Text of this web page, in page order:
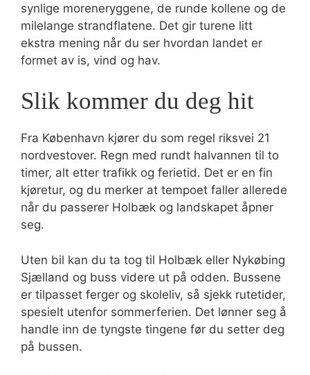
synlige moreneryggene, de runde kollene og de
milelange strandflatene. Det gir turene litt
ekstra mening når du ser hvordan landet er
formet av is, vind og hav.
Slik kommer du deg hit
Fra København kjører du som regel riksvei 21
nordvestover. Regn med rundt halvannen til to
timer, alt etter trafikk og ferietid. Det er en fin
kjøretur, og du merker at tempoet faller allerede
når du passerer Holbæk og landskapet åpner
seg.
Uten bil kan du ta tog til Holbæk eller Nykøbing
Sjælland og buss videre ut på odden. Bussene
er tilpasset ferger og skoleliv, så sjekk rutetider,
spesielt utenfor sommerferien. Det lønner seg å
handle inn de tyngste tingene før du setter deg
på bussen.